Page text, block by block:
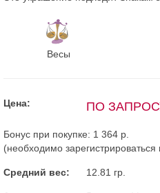
Весы
Цена: ПО
Бонус при покупке: 1 364 р.
(необходимо зарегистрироваться
Средний вес: 12.81 гр.